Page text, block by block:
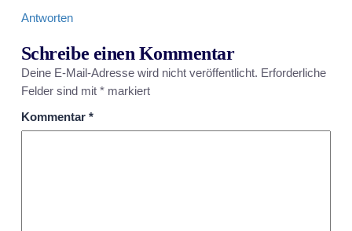
Antworten
Schreibe einen Kommentar
Deine E-Mail-Adresse wird nicht veröffentlicht. Erforderliche
Felder sind mit *markiert
Kommentar *